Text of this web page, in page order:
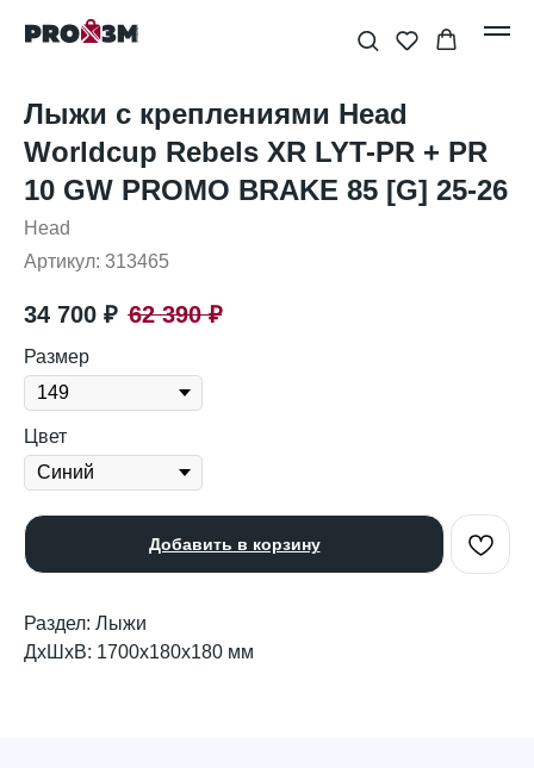
Лыжи с креплениями Head
Worldcup Rebels XR LYT-PR + PR
10 GW PROMO BRAKE 85 [G] 25-26
Head
Артикул: 313465
34 700 ₽ 62 390 ₽
Размер
Цвет
Добавить в корзину
Раздел: Лыжи
ДxШxВ: 1700x180x180 мм